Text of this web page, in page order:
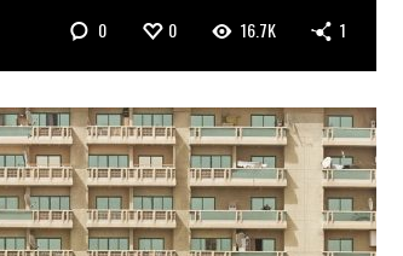
0 0 16.7K 1